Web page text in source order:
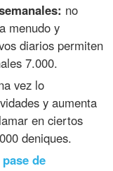
no
menudo y
diarios permiten
7.000.
vez lo
y aumenta
en ciertos
deniques.
pase de